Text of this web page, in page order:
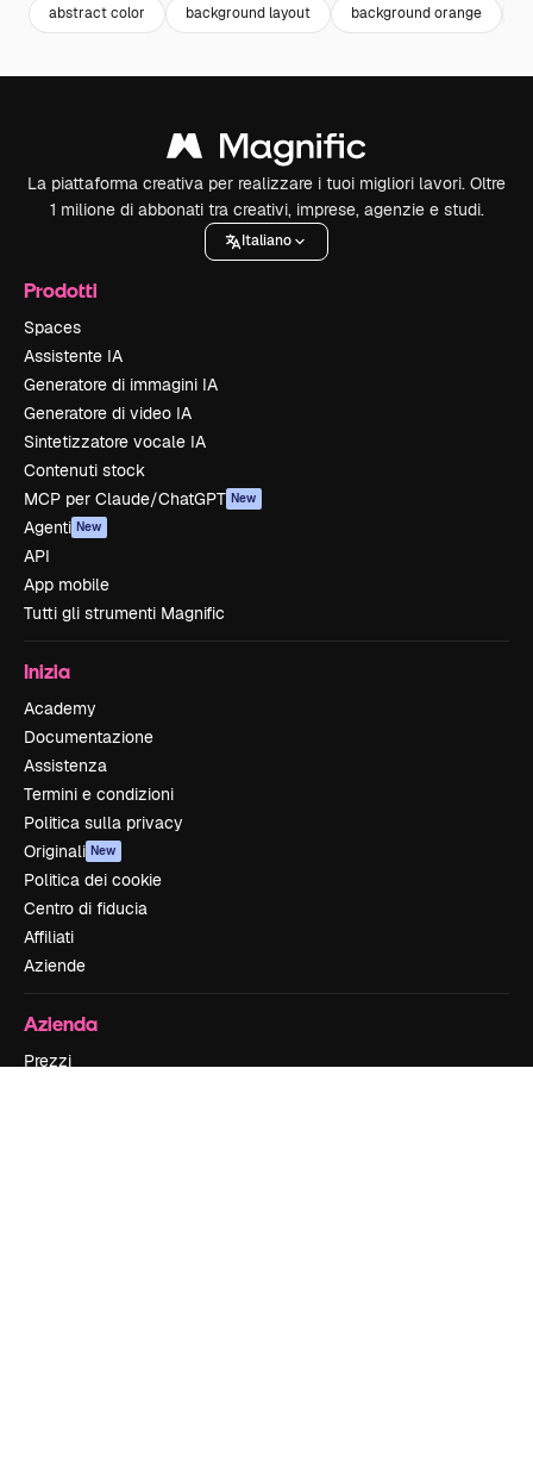
abstract color background layout background orange
La piattaforma creativa per realizzare i tuoi migliori lavori. Oltre
1 milione di abbonati tra creativi, imprese, agenzie e studi.
Italiano
Prodotti
Spaces
Assistente IA
Generatore di immagini IA
Generatore di video IA
Sintetizzatore vocale IA
Contenuti stock
MCP per Claude/ChatGPT New
Agenti New
API
App mobile
Tutti gli strumenti Magnific
Inizia
Academy
Documentazione
Assistenza
Termini e condizioni
Politica sulla privacy
Originali New
Politica dei cookie
Centro di fiducia
Affiliati
Aziende
Azienda
Prezzi